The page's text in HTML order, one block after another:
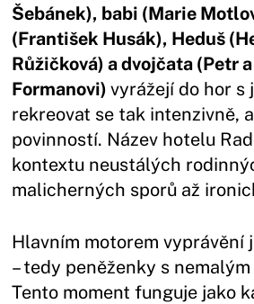
Šebánek), babi (Marie
(František Husák), Heduš
Růžičková) a dvojčata (Petr
Formanovi)vyrážejí do hor s
rekreovat se tak intenzivně,
povinností. Název hotelu
kontextu neustálých
malicherných sporů až
Hlavním motorem vyprávění
– tedy peněženky s
Tento moment funguje jako